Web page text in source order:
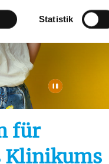
und in
diese Zwecke aktiviert
Buttons über
stets für die Zukunft
notwendige Cookies,
von einer
Statistik
für
Klinikums